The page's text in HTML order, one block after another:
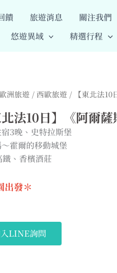
饋 旅遊消息 關注我們
悠遊異域 精選行程
歐洲旅遊 / 西歐旅遊 / 【東北法10
北法10日】《阿爾薩
3晚、史特拉斯堡
霍爾的移動城堡
、香檳酒莊
出發＊
LINE詢問